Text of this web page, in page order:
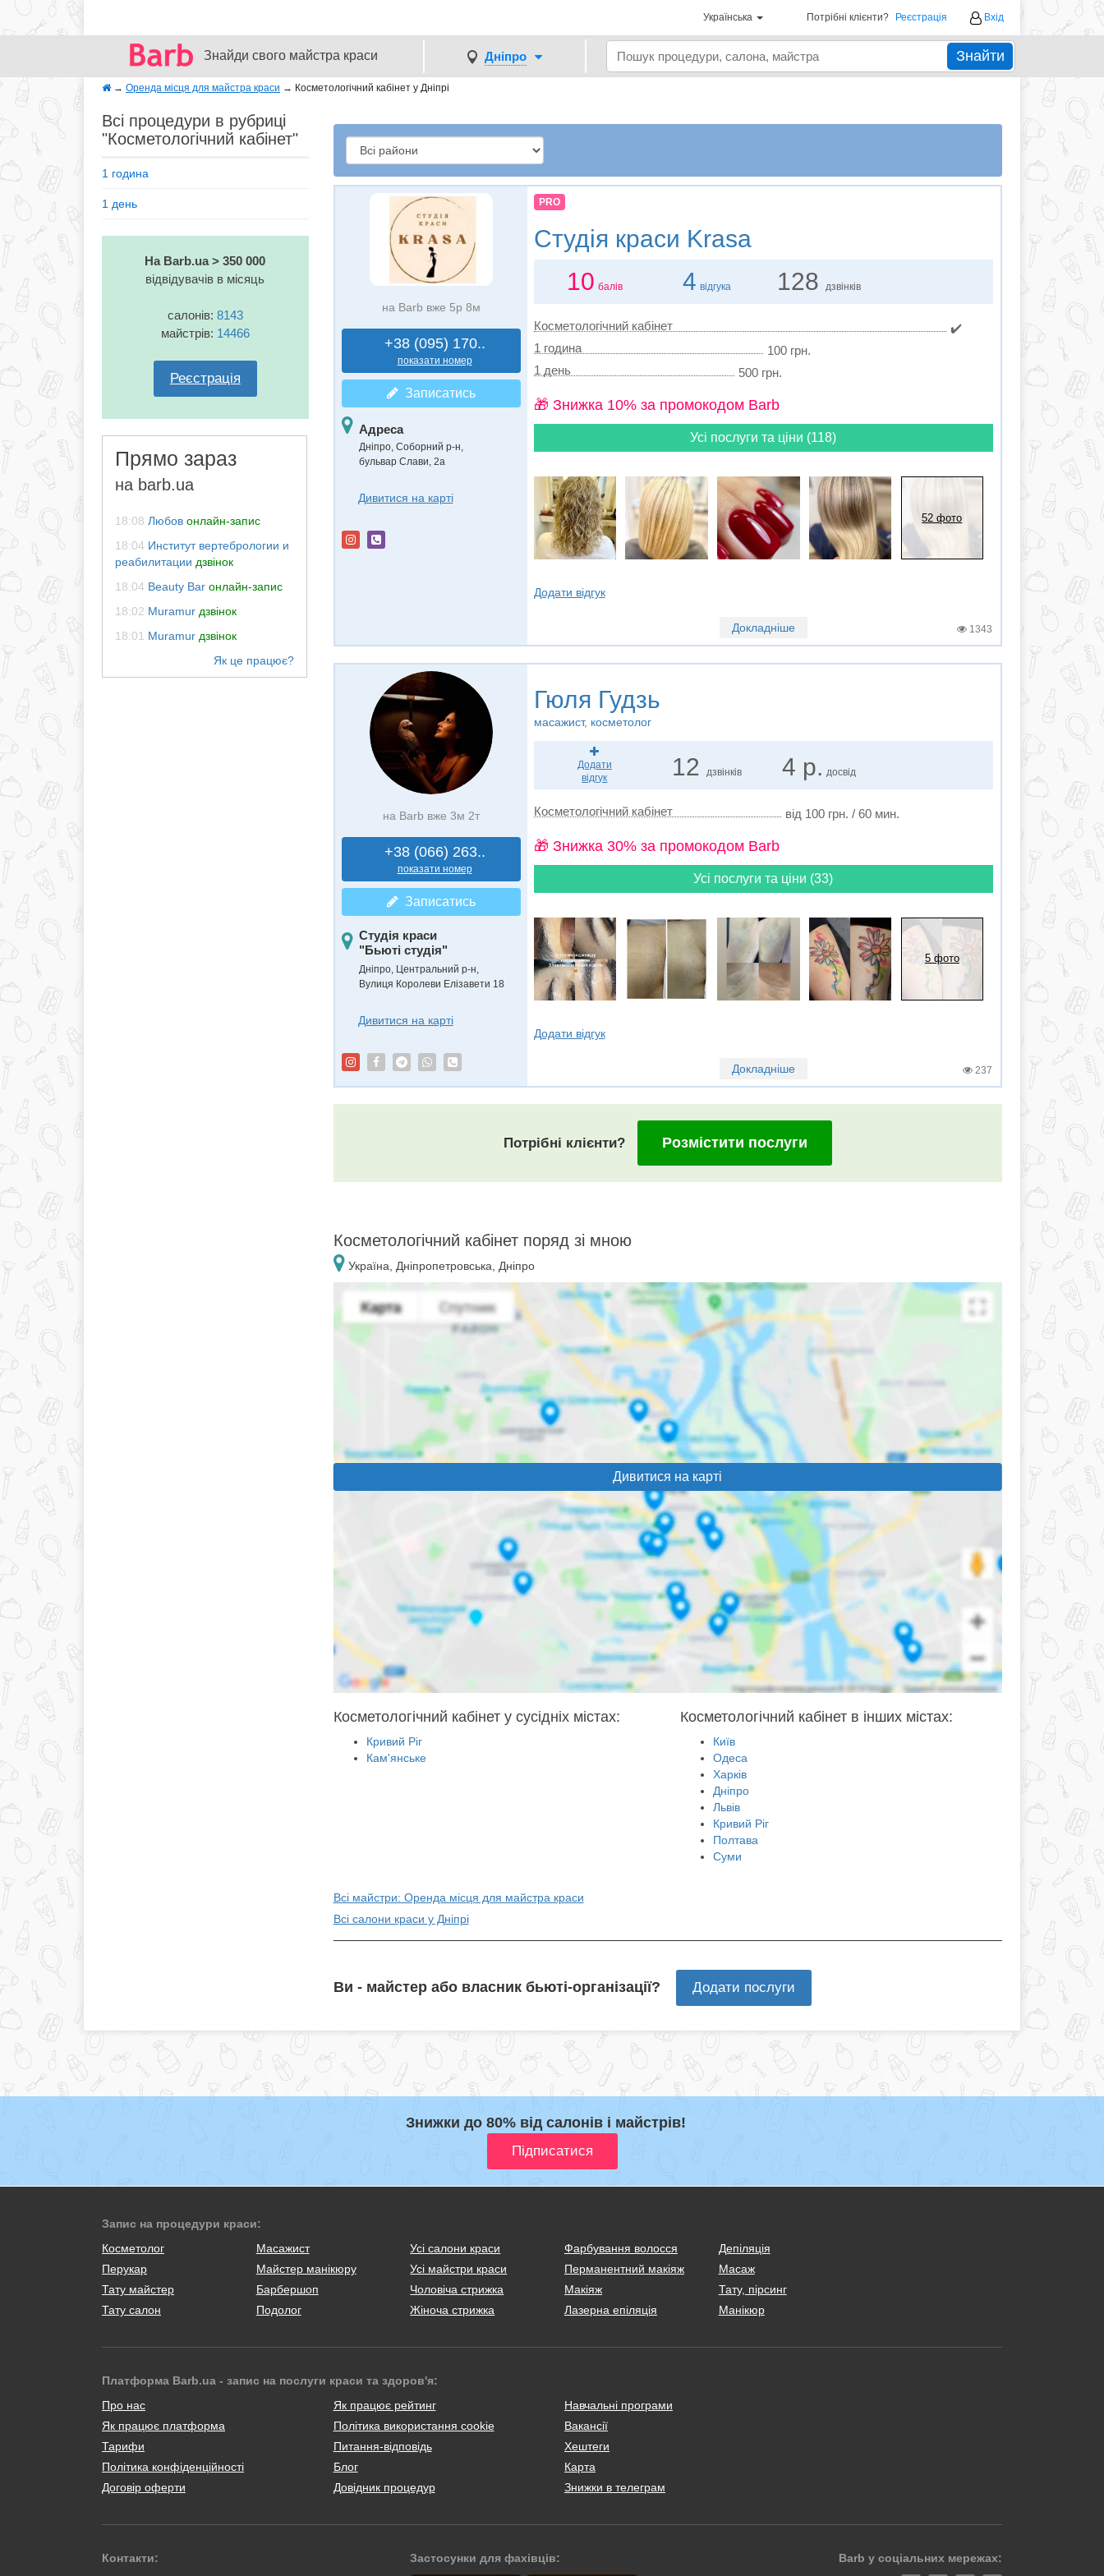
Українська Потрібні клієнти? Реєстрація Вхід
Знайди свого майстра краси Дніпро Знайти
→ Оренда місця для майстра краси → Косметологічний кабінет у Дніпрі
Всі процедури в рубриці
"Косметологічний кабінет"
1 година
1 день
На Barb.ua > 350 000
відвідувачів в місяць
салонів: 8143
майстрів: 14466
Реєстрація
Прямо зараз
на barb.ua
18:08 Любов онлайн-запис
18:04 Институт вертебрологии и
реабилитации дзвінок
18:04 Beauty Bar онлайн-запис
18:02 Muramur дзвінок
18:01 Muramur дзвінок
на Barb вже 5р 8м
+38 (095) 170..
показати номер
Записатись
Адреса
Дніпро, Соборний р-н
бульвар Слави, 2a
Дивитися на карті
PRO
Студія краси Krasa
10 балів 4 відгука 128 дзвінків
Косметологічний кабінет
✔️
1 година
100 грн.
1 день
500 грн.
🎁 Знижка 10% за промокодом Barb
Усі послуги та ціни (118)
52 фото
Додати відгук
Докладніше 1343
на Barb вже 3м 2т
+38 (066) 263..
показати номер
Записатись
Студія краси
"Бьюті студія"
Дніпро, Центральний р-н,
Вулиця Королеви Елізавети 18
Дивитися на карті
Гюля Гудзь
масажист, косметолог
Додати
відгук
12 дзвінків 4 р. досвід
Косметологічний кабінет від 100 грн. / 60 мин.
🎁 Знижка 30% за промокодом Barb
Усі послуги та ціни (33)
5 фото
Додати відгук
Докладніше 237
Потрібні клієнти? Розмістити послуги
Косметологічний кабінет поряд зі мною
Україна, Дніпропетровська, Дніпро
Дивитися на карті
Косметологічний кабінет у сусідніх містах:
Кривий Ріг
Кам'янське
Косметологічний кабінет в інших містах:
Київ
Одеса
Харків
Дніпро
Львів
Кривий Ріг
Полтава
Суми
Всі майстри: Оренда місця для майстра краси
Всі салони краси у Дніпрі
Ви - майстер або власник бьюті-організації? Додати послуги
Знижки до 80% від салонів і майстрів!
Запис на процедури краси:
Косметолог
Масажист
Перукар
Майстер манікюру
Тату майстер
Барбершоп
Тату салон
Подолог
Усі салони краси
Усі майстри краси
Чоловіча стрижка
Жіноча стрижка
Фарбування волосся
Перманентний макіяж
Макіяж
Лазерна епіляція
Депіляція
Масаж
Тату, пірсинг
Манікюр
Платформа Barb.ua - запис на послуги краси та здоров'я:
Про нас
Як працює платформа
Тарифи
Політика конфіденційності
Договір оферти
Як працює рейтинг
Політика використання cookie
Питання-відповідь
Блог
Довідник процедур
Навчальні програми
Вакансії
Хештеги
Карта
Знижки в телеграм
Контакти:
Застосунки для фахівців: Barb у соціальних мережах: